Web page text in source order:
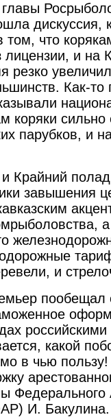
дискуссия,
том, что
лицензии, и на
резко
Как-то
коряки
парубков, и
Крайний
завышения
и
пообещал
какой
в чью
Федерального
И. Бакулина.